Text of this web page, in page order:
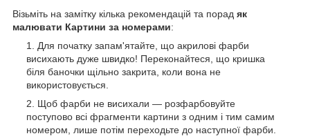
Візьміть на замітку кілька рекомендацій та порад як
малювати Картини за номерами:
Для початку запам'ятайте, що акрилові фарби
висихають дуже швидко! Переконайтеся, що кришка
біля баночки щільно закрита, коли вона не
використовується.
Щоб фарби не висихали — розфарбовуйте
поступово всі фрагменти картини з одним і тим самим
номером, лише потім переходьте до наступної фарби.